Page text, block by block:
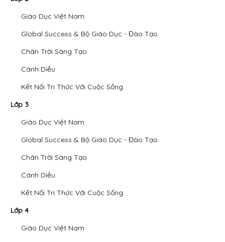
Giáo Dục Việt Nam
Global Success & Bộ Giáo Dục - Đào Tạo
Chân Trời Sáng Tạo
Cánh Diều
Kết Nối Tri Thức Với Cuộc Sống
Lớp 3
Giáo Dục Việt Nam
Global Success & Bộ Giáo Dục - Đào Tạo
Chân Trời Sáng Tạo
Cánh Diều
Kết Nối Tri Thức Với Cuộc Sống
Lớp 4
Giáo Dục Việt Nam